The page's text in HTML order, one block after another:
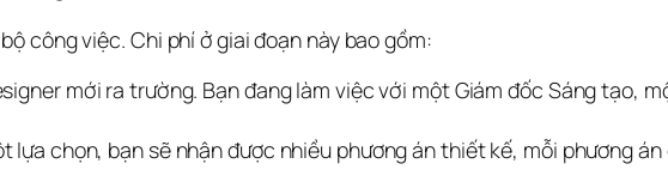
công việc. Chi phí ở giai đoạn này bao gồm:
mới ra trường. Bạn đang làm việc với một Giám đốc Sáng tạo,
lựa chọn, bạn sẽ nhận được nhiều phương án thiết kế, mỗi phương